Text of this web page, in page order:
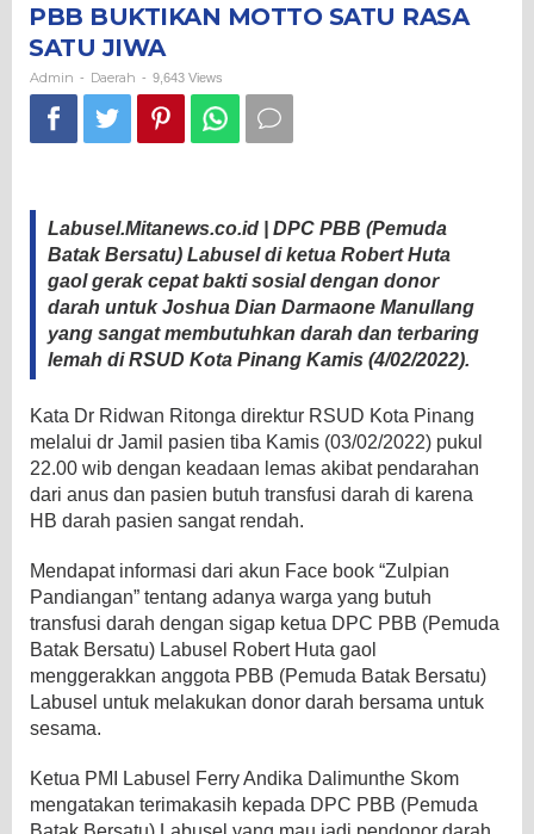
RASA
PBB BUKTIKAN MOTTO SATU RASA
SATU JIWA
Admin - Daerah - 9,643 Views
Labusel.Mitanews.co.id | DPC PBB (Pemuda
Batak Bersatu) Labusel di ketua Robert Huta
gaol gerak cepat bakti sosial dengan donor
darah untuk Joshua Dian Darmaone Manullang
yang sangat membutuhkan darah dan terbaring
lemah di RSUD Kota Pinang Kamis (4/02/2022).
Kata Dr Ridwan Ritonga direktur RSUD Kota Pinang
melalui dr Jamil pasien tiba Kamis (03/02/2022) pukul
22.00 wib dengan keadaan lemas akibat pendarahan
dari anus dan pasien butuh transfusi darah di karena
HB darah pasien sangat rendah.
Mendapat informasi dari akun Face book “Zulpian
Pandiangan” tentang adanya warga yang butuh
transfusi darah dengan sigap ketua DPC PBB (Pemuda
Batak Bersatu) Labusel Robert Huta gaol
menggerakkan anggota PBB (Pemuda Batak Bersatu)
Labusel untuk melakukan donor darah bersama untuk
sesama.
Ketua PMI Labusel Ferry Andika Dalimunthe Skom
mengatakan terimakasih kepada DPC PBB (Pemuda